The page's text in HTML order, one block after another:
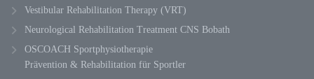
Vestibular Rehabilitation Therapy (VRT)
Neurological Rehabilitation Treatment CNS Bobath
OSCOACH Sportphysiotherapie
Prävention & Rehabilitation für Sportler